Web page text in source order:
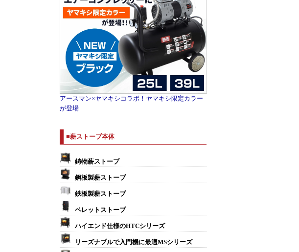
アースマン×ヤマキシコラボ！ヤマキシ限定カラー
が登場
■薪ストーブ本体
鋳物薪ストーブ
鋼板製薪ストーブ
鉄板製薪ストーブ
ペレットストーブ
ハイエンド仕様のHTCシリーズ
リーズナブルで入門機に最適MSシリーズ